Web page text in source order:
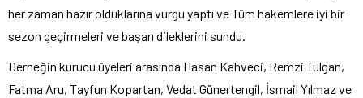
her zaman hazır olduklarına vurgu yaptı ve Tüm hakemlere iyi bir
sezon geçirmeleri ve başarı dileklerini sundu.
Derneğin kurucu üyeleri arasında Hasan Kahveci, Remzi Tulgan,
Fatma Aru, Tayfun Kopartan, Vedat Günertengil, İsmail Yılmaz ve